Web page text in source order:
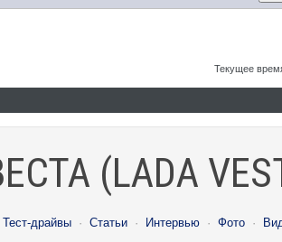
Текущее
(LADA
Тест-драйвы · Статьи · Интервью · Фото ·